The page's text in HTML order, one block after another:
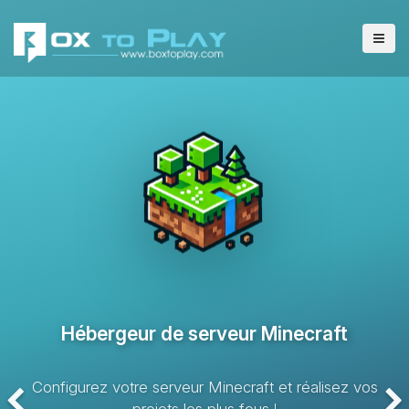
Hébergeur de serveur VPS
Solution d’hébergement avec des ressources dédiées